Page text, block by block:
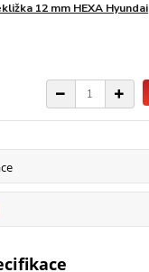
12 mm HEXA Hyundai